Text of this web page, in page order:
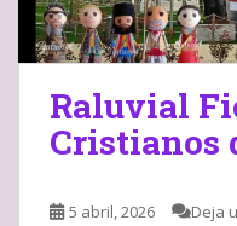
Raluvial
Cristianos
5 abril, 2026 Deja